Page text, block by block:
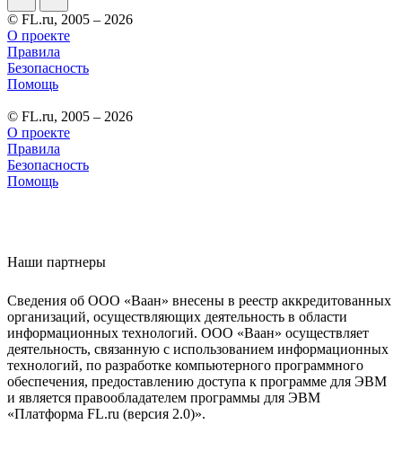
© FL.ru, 2005 – 2026
О проекте
Правила
Безопасность
Помощь
© FL.ru, 2005 – 2026
О проекте
Правила
Безопасность
Помощь
Наши партнеры
Сведения об ООО «Ваан» внесены в реестр аккредитованных
организаций, осуществляющих деятельность в области
информационных технологий. ООО «Ваан» осуществляет
деятельность, связанную с использованием информационных
технологий, по разработке компьютерного программного
обеспечения, предоставлению доступа к программе для ЭВМ
и является правообладателем программы для ЭВМ
«Платформа FL.ru (версия 2.0)».